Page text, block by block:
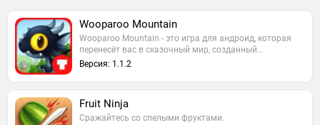
Wooparoo Mountain
Wooparoo Mountain - это игра для андроид, которая
перенесёт вас в сказочный мир, созданный…
Версия: 1.1.2
Fruit Ninja
Сражайтесь со спелыми фруктами.